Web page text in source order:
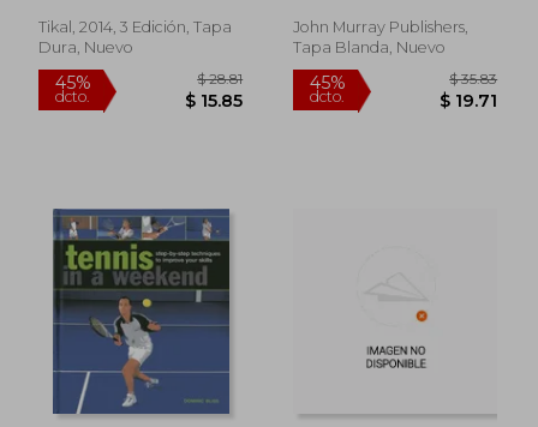
Tikal, 2014, 3 Edición, Tapa
Dura, Nuevo
John Murray Publishers,
Tapa Blanda, Nuevo